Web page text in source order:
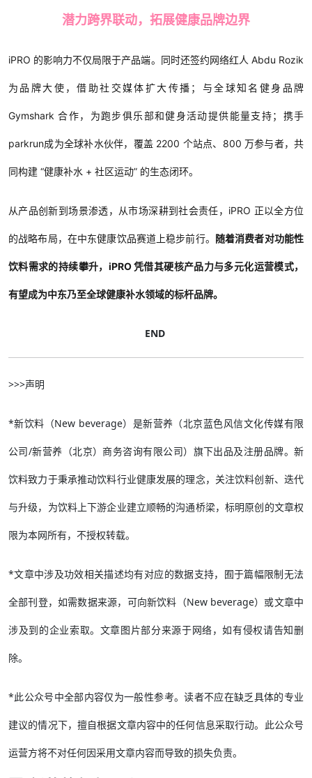
潜力跨界联动，拓展健康品牌边界
iPRO 的影响力不仅局限于产品端。同时还签约网络红人 Abdu Rozik
为品牌大使，借助社交媒体扩大传播；与全球知名健身品牌
Gymshark 合作，为跑步俱乐部和健身活动提供能量支持；携手
parkrun成为全球补水伙伴，覆盖 2200 个站点、800 万参与者，共
同构建 “健康补水 + 社区运动” 的生态闭环。
从产品创新到场景渗透，从市场深耕到社会责任，iPRO 正以全方位
的战略布局，在中东健康饮品赛道上稳步前行。 随着消费者对功能性
饮料需求的持续攀升，iPRO 凭借其硬核产品力与多元化运营模式，
有望成为中东乃至全球健康补水领域的标杆品牌。
END
>>>声明
*新饮料（New beverage）是新营养（北京蓝色风信文化传媒有限
公司/新营养（北京）商务咨询有限公司）旗下出品及注册品牌。新
饮料致力于秉承推动饮料行业健康发展的理念，关注饮料创新、迭代
与升级，为饮料上下游企业建立顺畅的沟通桥梁，标明原创的文章权
限为本网所有，不授权转载。
*文章中涉及功效相关描述均有对应的数据支持，囿于篇幅限制无法
全部刊登，如需数据来源，可向新饮料（New beverage）或文章中
涉及到的企业索取。文章图片部分来源于网络，如有侵权请告知删
除。
*此公众号中全部内容仅为一般性参考。读者不应在缺乏具体的专业
建议的情况下，擅自根据文章内容中的任何信息采取行动。此公众号
运营方将不对任何因采用文章内容而导致的损失负责。